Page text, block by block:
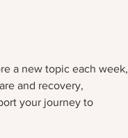
a new topic each week,
and recovery,
your journey to